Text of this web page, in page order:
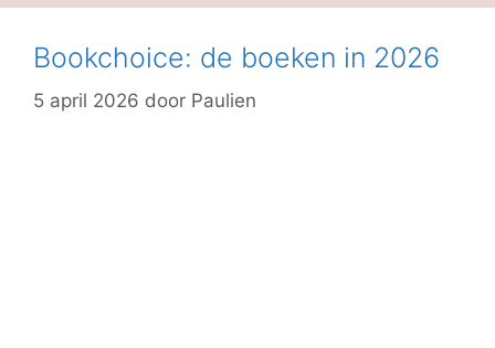
Bookchoice: de boeken in 2026
5 april 2026 door Paulien